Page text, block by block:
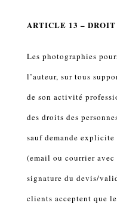
ARTICLE 13 –
Les photographies
l’auteur, sur tous
de son activité
des droits des
sauf demande
(email ou courrier avec
signature du devis/
clients acceptent que